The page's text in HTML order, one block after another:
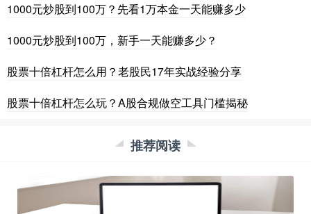
1000元炒股到100万？先看1万本金一天能赚多少
1000元炒股到100万，新手一天能赚多少？
股票十倍杠杆怎么用？老股民17年实战经验分享
股票十倍杠杆怎么玩？A股合规做空工具门槛揭秘
推荐阅读